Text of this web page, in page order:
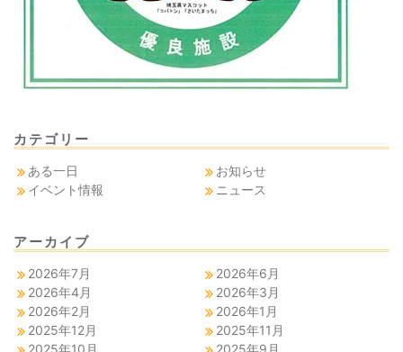
カテゴリー
ある一日
お知らせ
イベント情報
ニュース
アーカイブ
2026年7月
2026年6月
2026年4月
2026年3月
2026年2月
2026年1月
2025年12月
2025年11月
2025年10月
2025年9月